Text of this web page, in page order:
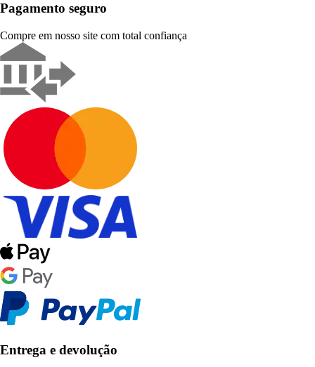
Pagamento seguro
Compre em nosso site com total confiança
Entrega e devolução